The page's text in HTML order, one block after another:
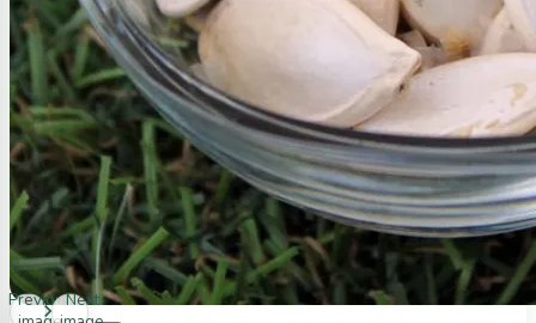
PreviousNext